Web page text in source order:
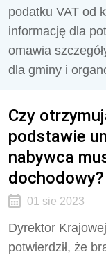
podatku VAT od
informację dla
omawia
dla gminy i
Czy
podstawie
nabywca
dochodowy?
01 sie 2023
Dyrektor
potwierdził, że